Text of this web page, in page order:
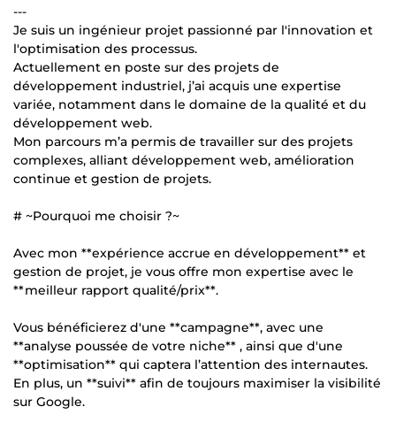
---
Je suis un ingénieur projet passionné par l'innovation et
l'optimisation des processus.
Actuellement en poste sur des projets de
développement industriel, j’ai acquis une expertise
variée, notamment dans le domaine de la qualité et du
développement web.
Mon parcours m’a permis de travailler sur des projets
complexes, alliant développement web, amélioration
continue et gestion de projets.
# ~Pourquoi me choisir ?~
Avec mon **expérience accrue en développement** et
gestion de projet, je vous offre mon expertise avec le
**meilleur rapport qualité/prix**.
Vous bénéficierez d'une **campagne**, avec une
**analyse poussée de votre niche** , ainsi que d'une
**optimisation** qui captera l’attention des internautes.
En plus, un **suivi** afin de toujours maximiser la visibilité
sur Google.